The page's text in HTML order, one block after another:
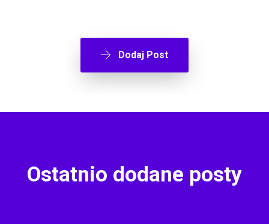
Dodaj Post
Ostatnio dodane posty